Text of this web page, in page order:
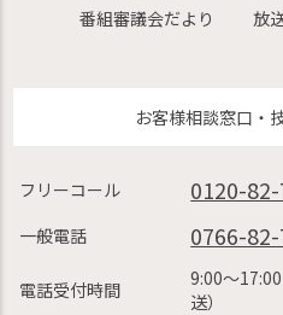
番組審議会だより
放
お客様相談窓口・
フリーコール 0120-
一般電話 0766-
電話受付時間
9:00〜
送）